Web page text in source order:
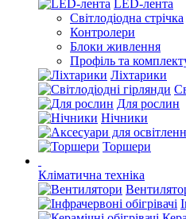
LED-лента
Світлодіодна стрічка
Контролери
Блоки живлення
Профіль та
Ліхтарики
Для рослин
Нічники
Торшери
Кліматична техніка